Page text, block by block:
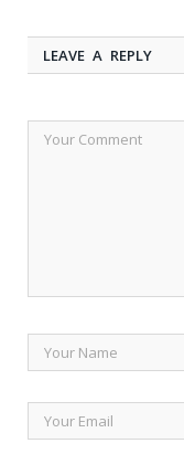
LEAVE A REPLY